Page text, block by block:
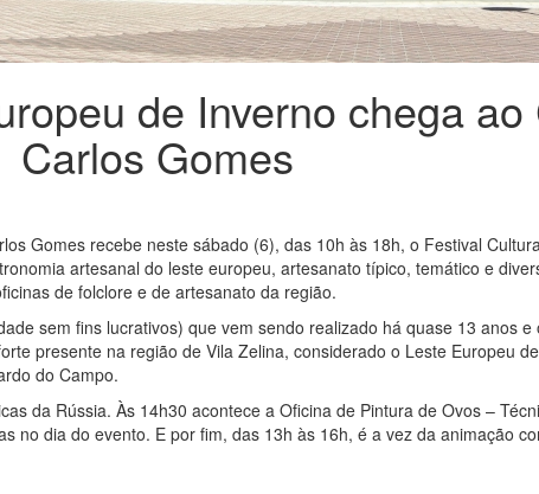
de Inverno chega
Carlos Gomes
Gomes recebe neste sábado (6), das 10h às 18h, o Festival
artesanal do leste europeu, artesanato típico, temático e
de folclore e de artesanato da região.
sem fins lucrativos) que vem sendo realizado há quase 13 anos
presente na região de Vila Zelina, considerado o Leste Europeu
do Campo.
da Rússia. Às 14h30 acontece a Oficina de Pintura de Ovos –
no dia do evento. E por fim, das 13h às 16h, é a vez da animação